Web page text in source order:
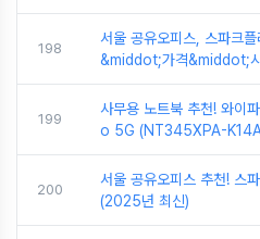
198
서울 공유오피스, 스파크
&middot;가격&middot;
199
사무용 노트북 추천! 와이
o 5G (NT345XPA-
200
서울 공유오피스 추천! 스
(2025년 최신)